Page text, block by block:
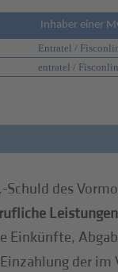
Inhaber einer
Entratel /
entratel /
des
Leistungen
Einkünfte,
der im